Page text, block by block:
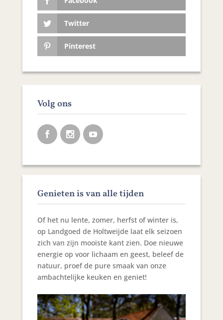
Twitter
Pinterest
Volg ons
Genieten is van alle tijden
Of het nu lente, zomer, herfst of winter is,
op Landgoed de Holtweijde laat elk seizoen
zich van zijn mooiste kant zien. Doe nieuwe
energie op voor lichaam en geest, beleef de
natuur, proef de pure smaak van onze
ambachtelijke keuken en geniet!